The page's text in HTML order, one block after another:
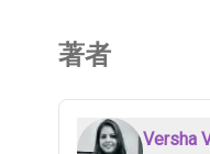
著者
Versha